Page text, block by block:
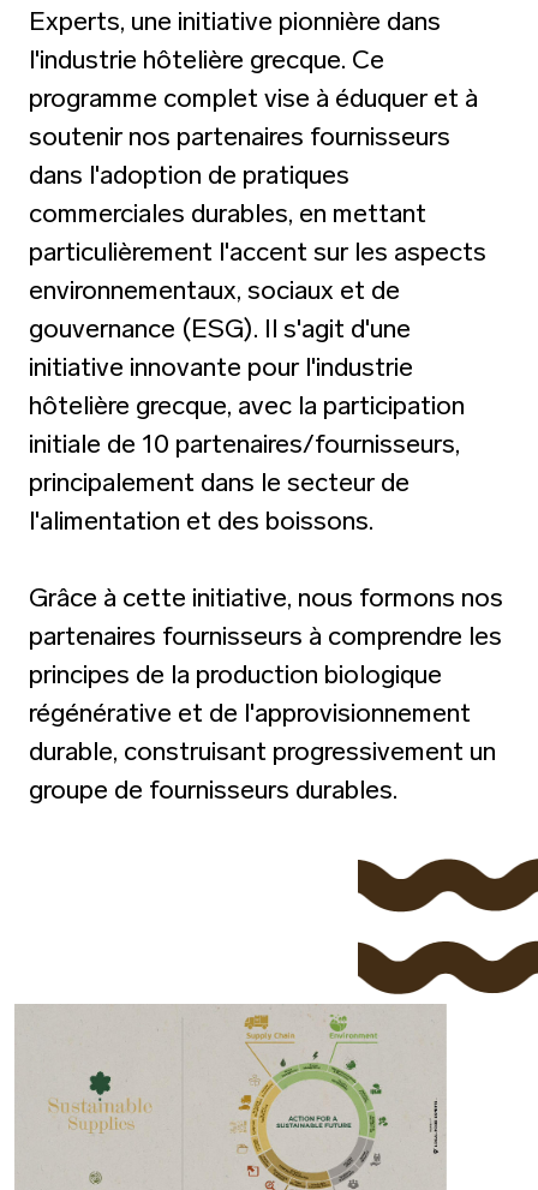
Experts, une initiative pionnière dans
l'industrie hôtelière grecque. Ce
programme complet vise à éduquer et à
soutenir nos partenaires fournisseurs
dans l'adoption de pratiques
commerciales durables, en mettant
particulièrement l'accent sur les aspects
environnementaux, sociaux et de
gouvernance (ESG). Il s'agit d'une
initiative innovante pour l'industrie
hôtelière grecque, avec la participation
initiale de 10 partenaires/fournisseurs,
principalement dans le secteur de
l'alimentation et des boissons.
Grâce à cette initiative, nous formons nos
partenaires fournisseurs à comprendre les
principes de la production biologique
régénérative et de l'approvisionnement
durable, construisant progressivement un
groupe de fournisseurs durables.